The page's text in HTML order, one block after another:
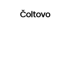
Čoltovo